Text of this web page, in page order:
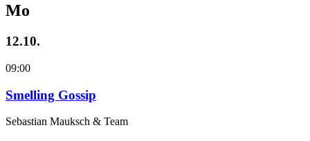
Mo
12.10.
09:00
Smelling Gossip
Sebastian Mauksch & Team